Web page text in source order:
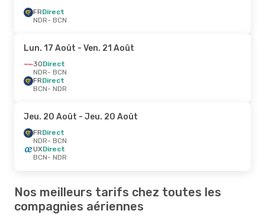
FRDirect
NDR- BCN
Lun. 17 Août - Ven. 21 Août
3ODirect
NDR- BCN
FRDirect
BCN- NDR
Jeu. 20 Août - Jeu. 20 Août
FRDirect
NDR- BCN
UXDirect
BCN- NDR
Nos meilleurs tarifs chez toutes les
compagnies aériennes